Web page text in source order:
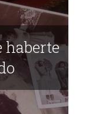
haberte